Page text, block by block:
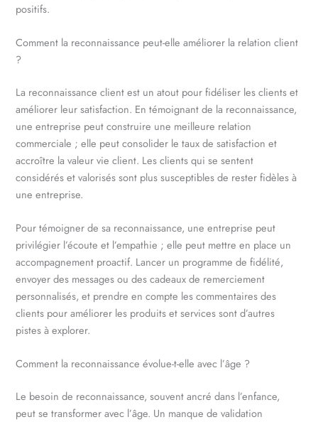
positifs.
Comment la reconnaissance peut-elle améliorer la relation client
?
La reconnaissance client est un atout pour fidéliser les clients et
améliorer leur satisfaction. En témoignant de la reconnaissance,
une entreprise peut construire une meilleure relation
commerciale ; elle peut consolider le taux de satisfaction et
accroître la valeur vie client. Les clients qui se sentent
considérés et valorisés sont plus susceptibles de rester fidèles à
une entreprise.
Pour témoigner de sa reconnaissance, une entreprise peut
privilégier l’écoute et l’empathie ; elle peut mettre en place un
accompagnement proactif. Lancer un programme de fidélité,
envoyer des messages ou des cadeaux de remerciement
personnalisés, et prendre en compte les commentaires des
clients pour améliorer les produits et services sont d’autres
pistes à explorer.
Comment la reconnaissance évolue-t-elle avec l’âge ?
Le besoin de reconnaissance, souvent ancré dans l’enfance,
peut se transformer avec l’âge. Un manque de validation